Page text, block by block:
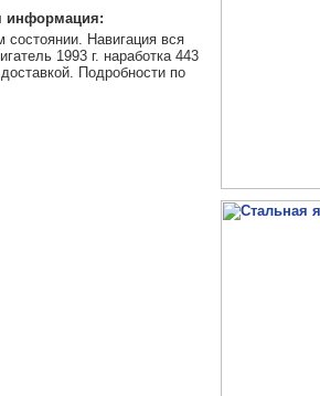
информация:
состоянии. Навигация вся
1993 г. наработка 443
Подробности по